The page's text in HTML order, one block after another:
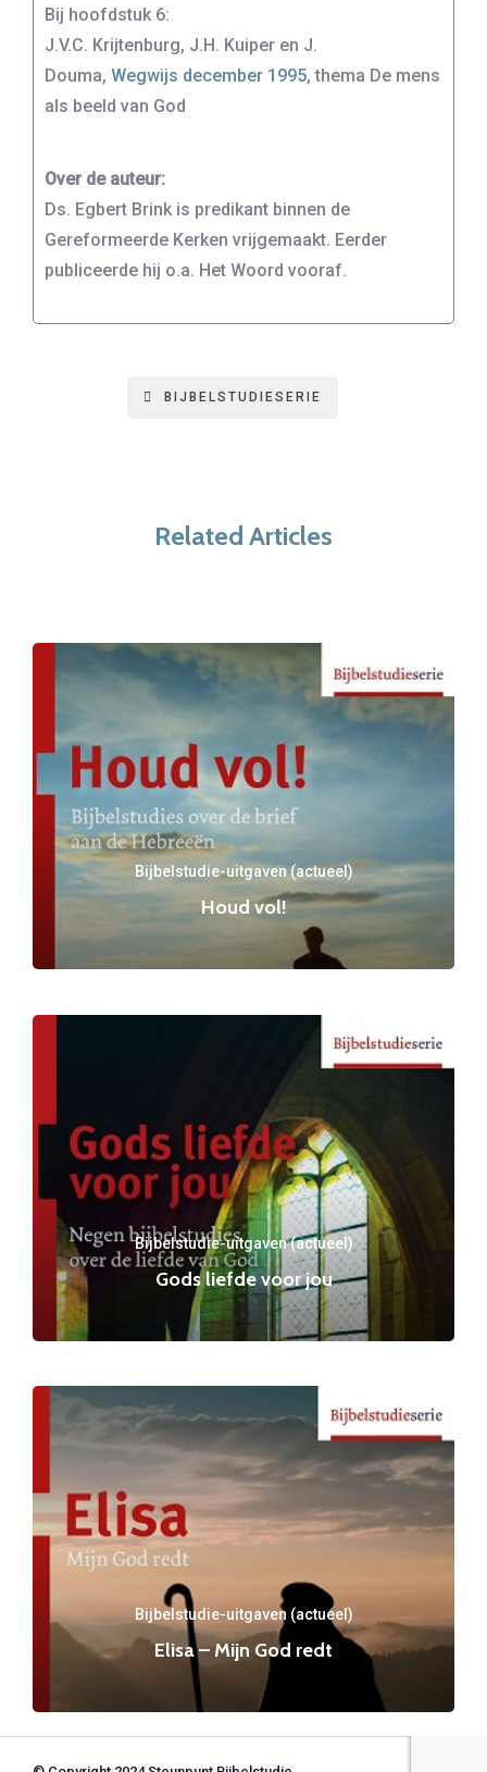
Bij hoofdstuk 6:
J.V.C. Krijtenburg, J.H. Kuiper en J.
Douma, Wegwijs december 1995, thema De mens
als beeld van God
Over de auteur:
Ds. Egbert Brink is predikant binnen de
Gereformeerde Kerken vrijgemaakt. Eerder
publiceerde hij o.a. Het Woord vooraf.
BIJBELSTUDIESERIE
Related Articles
Bijbelstudie-uitgaven (actueel)
Houd vol!
Bijbelstudie-uitgaven (actueel)
Gods liefde voor jou
Bijbelstudie-uitgaven (actueel)
Elisa – Mijn God redt